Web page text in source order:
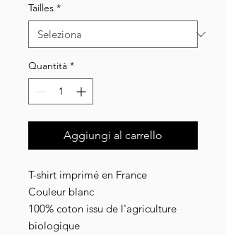
Tailles *
Quantità *
Aggiungi al carrello
T-shirt imprimé en France
Couleur blanc
100% coton issu de l'agriculture
biologique